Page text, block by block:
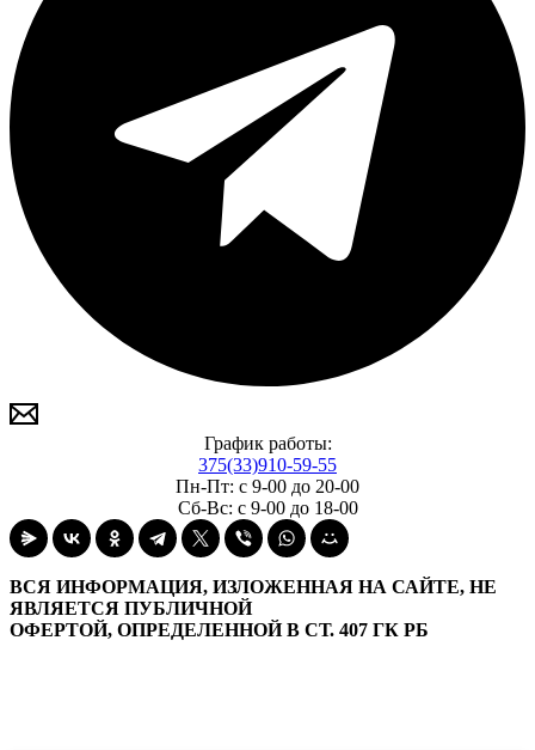
График работы:
375(33)910-59-55
Пн-Пт: с 9-00 до 20-00
Сб-Вс: с 9-00 до 18-00
ВСЯ ИНФОРМАЦИЯ, ИЗЛОЖЕННАЯ НА САЙТЕ, НЕ
ЯВЛЯЕТСЯ ПУБЛИЧНОЙ
ОФЕРТОЙ, ОПРЕДЕЛЕННОЙ В СТ. 407 ГК РБ